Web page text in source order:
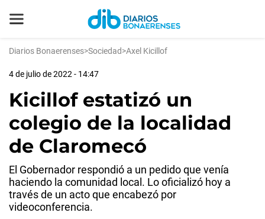
Diarios Bonaerenses>Sociedad>Axel Kicillof
4 de julio de 2022 - 14:47
Kicillof estatizó un
colegio de la localidad
de Claromecó
El Gobernador respondió a un pedido que venía
haciendo la comunidad local. Lo oficializó hoy a
través de un acto que encabezó por
videoconferencia.